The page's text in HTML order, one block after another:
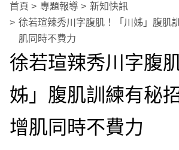
首頁 專題報導
新知快訊
徐若瑄辣秀川字腹肌！「川姊」腹肌
肌同時不費力
徐若瑄辣秀川字腹
姊」腹肌訓練有秘
增肌同時不費力